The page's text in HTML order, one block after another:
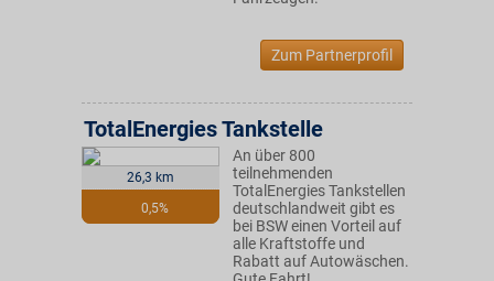
Zum Partnerprofil
26,3 km
0,5%
TotalEnergies Tankstelle
An über 800
teilnehmenden
TotalEnergies Tankstellen
deutschlandweit gibt es
bei BSW einen Vorteil auf
alle Kraftstoffe und
Rabatt auf Autowäschen.